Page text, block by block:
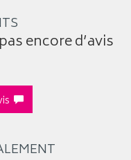
encore d’avis